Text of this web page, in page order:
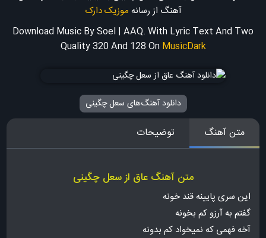
آهنگ از رسانه موزیک دارک
Download Music By Soel | AAQ. With Lyric Text And Two
Quality 320 And 128 On MusicDark
دانلود آهنگ‌های سعل چگینی
متن آهنگ توضیحات
متن آهنگ عاق از سعل چگینی
این سری پایینه قند خونه
گفتم به آرزو کم بخونه
آخه فهمی که نمیخواد کم بدونه